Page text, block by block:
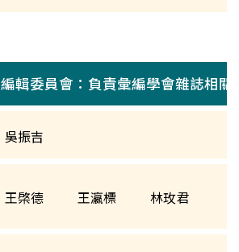
編輯委員會：負責彙編學會雜誌相關
吳振吉
王棨德 王瀛標 林玫君